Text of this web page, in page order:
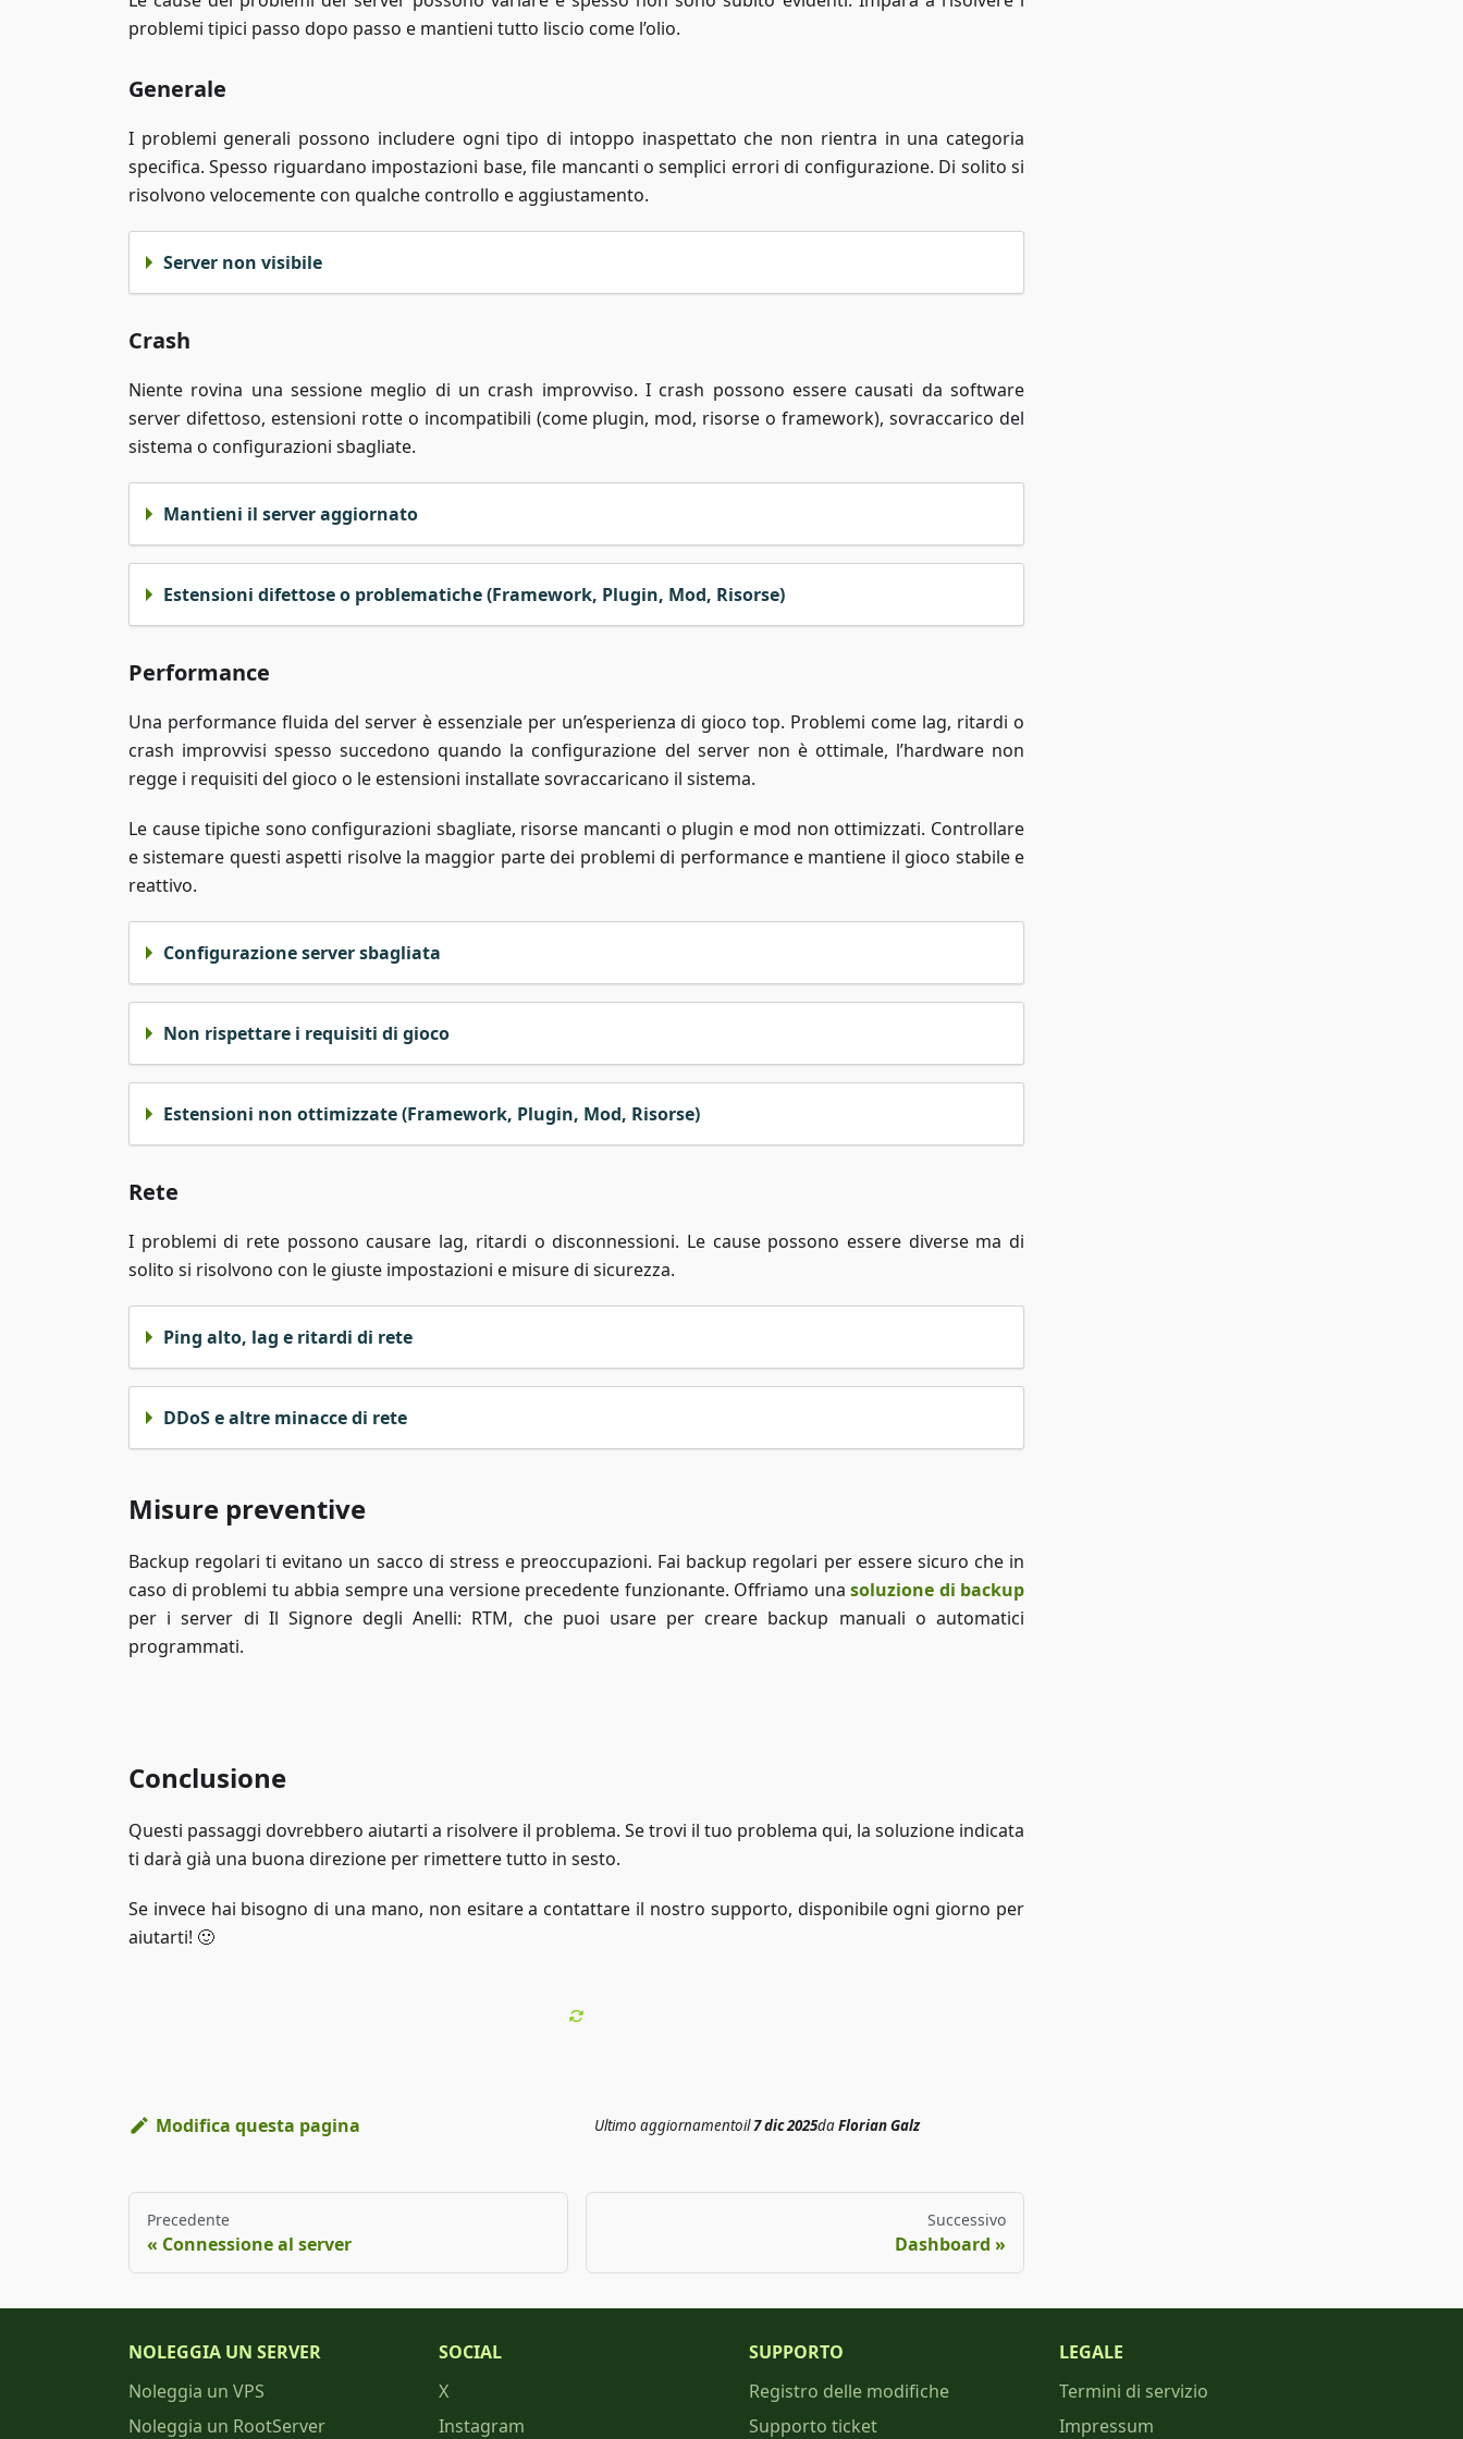
problemi tipici passo dopo passo e mantieni tutto liscio come l’olio.
Generale
I problemi generali possono includere ogni tipo di intoppo inaspettato che non rientra in una categoria
specifica. Spesso riguardano impostazioni base, file mancanti o semplici errori di configurazione. Di solito si
risolvono velocemente con qualche controllo e aggiustamento.
Server non visibile
Crash
Niente rovina una sessione meglio di un crash improvviso. I crash possono essere causati da software
server difettoso, estensioni rotte o incompatibili (come plugin, mod, risorse o framework), sovraccarico del
sistema o configurazioni sbagliate.
Mantieni il server aggiornato
Estensioni difettose o problematiche (Framework, Plugin, Mod, Risorse)
Performance
Una performance fluida del server è essenziale per un’esperienza di gioco top. Problemi come lag, ritardi o
crash improvvisi spesso succedono quando la configurazione del server non è ottimale, l’hardware non
regge i requisiti del gioco o le estensioni installate sovraccaricano il sistema.
Le cause tipiche sono configurazioni sbagliate, risorse mancanti o plugin e mod non ottimizzati. Controllare
e sistemare questi aspetti risolve la maggior parte dei problemi di performance e mantiene il gioco stabile e
reattivo.
Configurazione server sbagliata
Non rispettare i requisiti di gioco
Estensioni non ottimizzate (Framework, Plugin, Mod, Risorse)
Rete
I problemi di rete possono causare lag, ritardi o disconnessioni. Le cause possono essere diverse ma di
solito si risolvono con le giuste impostazioni e misure di sicurezza.
Ping alto, lag e ritardi di rete
DDoS e altre minacce di rete
Misure preventive
Backup regolari ti evitano un sacco di stress e preoccupazioni. Fai backup regolari per essere sicuro che in
caso di problemi tu abbia sempre una versione precedente funzionante. Offriamo una soluzione di backup
per i server di Il Signore degli Anelli: RTM, che puoi usare per creare backup manuali o automatici
programmati.
Conclusione
Questi passaggi dovrebbero aiutarti a risolvere il problema. Se trovi il tuo problema qui, la soluzione indicata
ti darà già una buona direzione per rimettere tutto in sesto.
Se invece hai bisogno di una mano, non esitare a contattare il nostro supporto, disponibile ogni giorno per
aiutarti! 🙂
Modifica questa pagina Ultimo aggiornamentoil7 dic 2025daFlorian Galz
Precedente
Connessione al server
Successivo
Dashboard
NOLEGGIA UN SERVER
Noleggia un VPS
Noleggia un RootServer
SOCIAL
X
Instagram
SUPPORTO
Registro delle modifiche
Supporto ticket
LEGALE
Termini di servizio
Impressum